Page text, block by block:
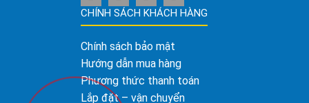
CHÍNH SÁCH KHÁCH HÀNG
Chính sách bảo mật
Hướng dẫn mua hàng
Phương thức thanh toán
Lắp đặt – vận chuyển